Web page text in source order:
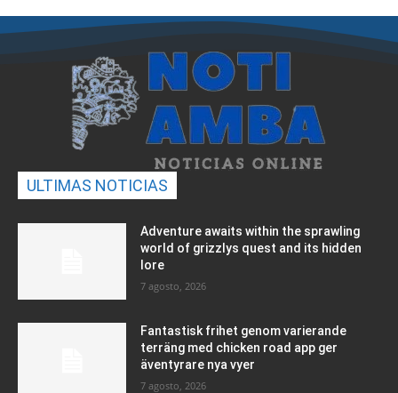
ULTIMAS NOTICIAS
Adventure awaits within the sprawling
world of grizzlys quest and its hidden
lore
7 agosto, 2026
Fantastisk frihet genom varierande
terräng med chicken road app ger
äventyrare nya vyer
7 agosto, 2026